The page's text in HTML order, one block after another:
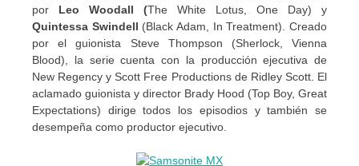
por Leo Woodall (The White Lotus, One Day) y
Quintessa Swindell (Black Adam, In Treatment). Creado
por el guionista Steve Thompson (Sherlock, Vienna
Blood), la serie cuenta con la producción ejecutiva de
New Regency y Scott Free Productions de Ridley Scott. El
aclamado guionista y director Brady Hood (Top Boy, Great
Expectations) dirige todos los episodios y también se
desempeña como productor ejecutivo.